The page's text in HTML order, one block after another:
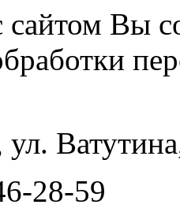
сайтом Вы
ул.
28-59